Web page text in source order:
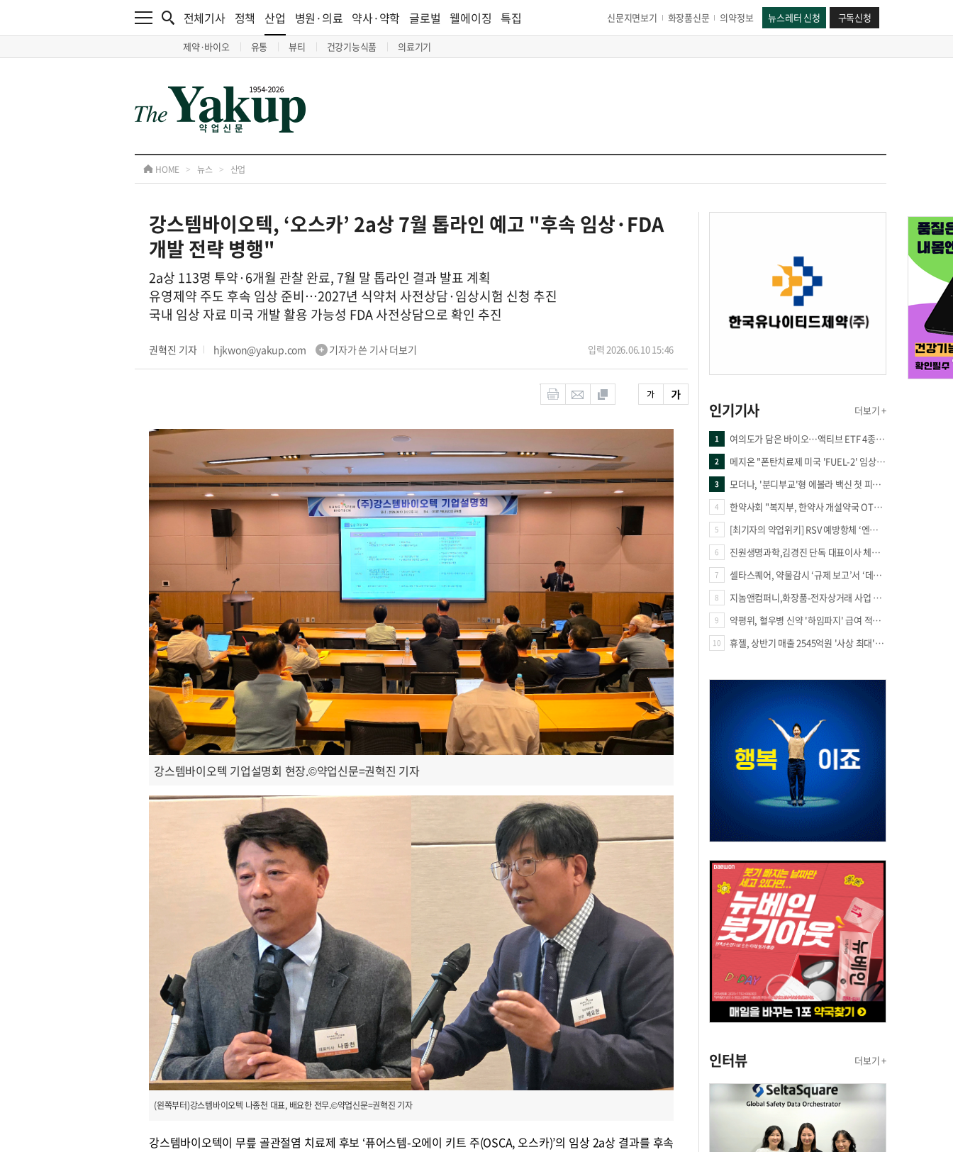
전체기사 정책 산업
제약·바이오 유통 뷰티 건강기능식품 의료기기
병원·의료 약사·약학 글로벌 웰에이징 특집 신문지면보기 화장품신문 의약정보 뉴스레터 신청 구독신청
HOME > 뉴스 > 산업
강스템바이오텍, ‘오스카’ 2a상 7월 톱라인 예고 "후속 임상·FDA
개발 전략 병행"
2a상 113명 투약·6개월 관찰 완료, 7월 말 톱라인 결과 발표 계획
유영제약 주도 후속 임상 준비…2027년 식약처 사전상담·임상시험 신청 추진
국내 임상 자료 미국 개발 활용 가능성 FDA 사전상담으로 확인 추진
권혁진 기자 hjkwon@yakup.com 기자가 쓴 기사 더보기 입력 2026.06.10 15:46
강스템바이오텍 기업설명회 현장.©약업신문=권혁진 기자
(왼쪽부터)강스템바이오텍 나종천 대표, 배요한 전무.©약업신문=권혁진 기자
강스템바이오텍이 무릎 골관절염 치료제 후보 ‘퓨어스템-오에이 키트 주(OSCA, 오스카)’의 임상 2a상 결과를 후속
인기기사 더보기 +
1 여의도가 담은 바이오…액티브 ETF 4종의 선택은
2 메지온 "폰탄치료제 미국 'FUEL-2' 임상 프로토콜 영국 승인"
3 모더나, '분디부교'형 에볼라 백신 첫 피험자 접종
4 한약사회 "복지부, 한약사 개설약국 OTC 공급 방해 더는 방관 말아야"
5 [최기자의 약업위키] RSV 예방항체 ‘엔플론시아’
6 진원생명과학,김경진 단독 대표이사 체제 돌입
7 셀타스퀘어, 약물감시 ‘규제 보고’서 ‘데이터 의사결정’으로 "PVX 전환 요구 커진다"
8 지놈앤컴퍼니,화장품-전자상거래 사업 진출
9 약평위, 혈우병 신약 '하임파지' 급여 적정성 인정…조건부 통과
10 휴젤, 상반기 매출 2545억원 '사상 최대'…미국 투자 속 성장세 지속
인터뷰 더보기 +